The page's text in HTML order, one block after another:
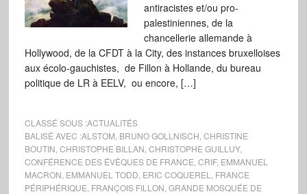
antiracistes et/ou pro-
palestiniennes, de la
chancellerie allemande à
Hollywood, de la CFDT à la City, des instances bruxelloises
aux écolo-gauchistes, de Fillon à Hollande, du bureau
politique de LR à EELV, ou encore, […]
CLASSÉ SOUS :ACTUALITÉS
BALISÉ AVEC :ALSTOM BRUNO GOLLNISCH CHRISTINE
BOUTIN CHRISTOPHE BILLAN CHRISTOPHE GUILLUY,
CONFÉRENCE DES ÉVÊQUES DE FRANCE CRIF, EMMANUEL
MACRON EMMANUEL TODD ERIC COQUEREL
FRANCE
PÉRIPHÉRIQUE FRANÇOIS FILLON GRANDE MOSQUÉE DE